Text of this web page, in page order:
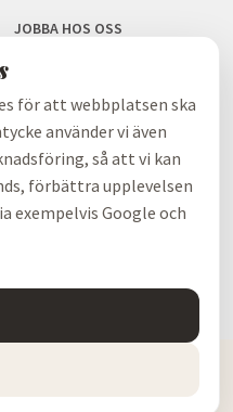
JOBBA HOS OSS
SHOWROOM I SKÖVDE
för att webbplatsen ska
använder vi även
så att vi kan
förbättra upplevelsen
exempelvis Google och